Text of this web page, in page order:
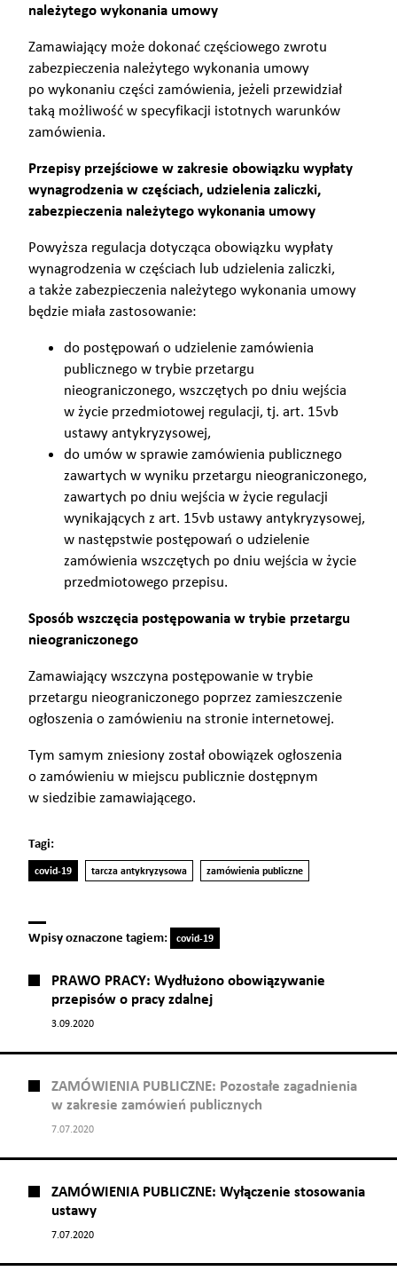
należytego wykonania umowy
Zamawiający może dokonać częściowego zwrotu
zabezpieczenia należytego wykonania umowy
po wykonaniu części zamówienia, jeżeli przewidział
taką możliwość w specyfikacji istotnych warunków
zamówienia.
Przepisy przejściowe w zakresie obowiązku wypłaty
wynagrodzenia w częściach, udzielenia zaliczki,
zabezpieczenia należytego wykonania umowy
Powyższa regulacja dotycząca obowiązku wypłaty
wynagrodzenia w częściach lub udzielenia zaliczki,
a także zabezpieczenia należytego wykonania umowy
będzie miała zastosowanie:
do postępowań o udzielenie zamówienia
publicznego w trybie przetargu
nieograniczonego, wszczętych po dniu wejścia
w życie przedmiotowej regulacji, tj. art. 15vb
ustawy antykryzysowej,
do umów w sprawie zamówienia publicznego
zawartych w wyniku przetargu nieograniczonego,
zawartych po dniu wejścia w życie regulacji
wynikających z art. 15vb ustawy antykryzysowej,
w następstwie postępowań o udzielenie
zamówienia wszczętych po dniu wejścia w życie
przedmiotowego przepisu.
Sposób wszczęcia postępowania w trybie przetargu
nieograniczonego
Zamawiający wszczyna postępowanie w trybie
przetargu nieograniczonego poprzez zamieszczenie
ogłoszenia o zamówieniu na stronie internetowej.
Tym samym zniesiony został obowiązek ogłoszenia
o zamówieniu w miejscu publicznie dostępnym
w siedzibie zamawiającego.
Tagi:
covid-19 tarcza antykryzysowa zamówienia publiczne
Wpisy oznaczone tagiem: covid-19
PRAWO PRACY: Wydłużono obowiązywanie
przepisów o pracy zdalnej
3.09.2020
ZAMÓWIENIA PUBLICZNE: Pozostałe zagadnienia
w zakresie zamówień publicznych
7.07.2020
ZAMÓWIENIA PUBLICZNE: Wyłączenie stosowania
ustawy
7.07.2020